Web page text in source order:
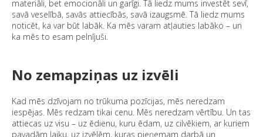
materiāli, bet emocionāli un garīgi. Tā liedz mums investēt sevī,
savā veselībā, savās attiecībās, savā izaugsmē. Tā liedz mums
noticēt, ka var būt labāk. Ka mēs varam atļauties labāko – un
ka mēs to esam pelnījuši.
No zemapziņas uz izvēli
Kad mēs dzīvojam no trūkuma pozīcijas, mēs neredzam
iespējas. Mēs redzam tikai cenu. Mēs neredzam vērtību. Un tas
attiecas uz visu – uz ēdienu, kuru ēdam, uz cilvēkiem, ar kuriem
pavadām laiku, uz izvēlēm, kuras pieņemam darbā un